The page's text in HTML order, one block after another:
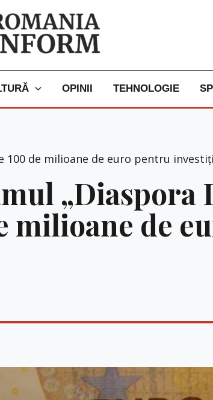
OPINII TEHNOLOGIE
100 de milioane de euro pentru
„Diaspora
milioane de